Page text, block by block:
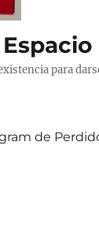
para
de